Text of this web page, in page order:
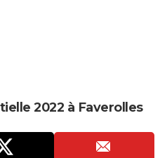
2022 à Faverolles